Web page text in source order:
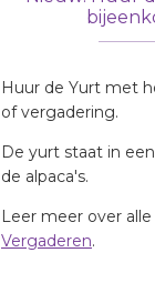
Huur de Yurt met
of vergadering.
De yurt staat in
de alpaca's.
Leer meer over
Vergaderen.